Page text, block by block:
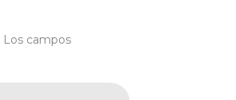
Los campos